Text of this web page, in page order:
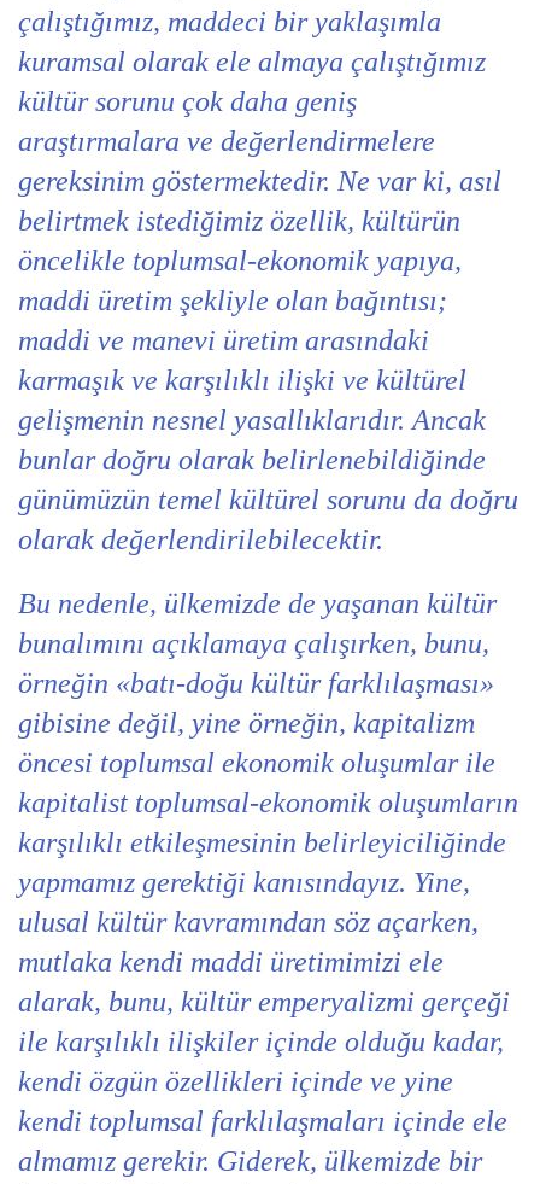
çalıştığımız, maddeci bir yaklaşımla
kuramsal olarak ele almaya çalıştığımız
kültür sorunu çok daha geniş
araştırmalara ve değerlendirmelere
gereksinim göstermektedir. Ne var ki, asıl
belirtmek istediğimiz özellik, kültürün
öncelikle toplumsal-ekonomik yapıya,
maddi üretim şekliyle olan bağıntısı;
maddi ve manevi üretim arasındaki
karmaşık ve karşılıklı ilişki ve kültürel
gelişmenin nesnel yasallıklarıdır. Ancak
bunlar doğru olarak belirlenebildiğinde
günümüzün temel kültürel sorunu da doğru
olarak değerlendirilebilecektir.
Bu nedenle, ülkemizde de yaşanan kültür
bunalımını açıklamaya çalışırken, bunu,
örneğin «batı-doğu kültür farklılaşması»
gibisine değil, yine örneğin, kapitalizm
öncesi toplumsal ekonomik oluşumlar ile
kapitalist toplumsal-ekonomik oluşumların
karşılıklı etkileşmesinin belirleyiciliğinde
yapmamız gerektiği kanısındayız. Yine,
ulusal kültür kavramından söz açarken,
mutlaka kendi maddi üretimimizi ele
alarak, bunu, kültür emperyalizmi gerçeği
ile karşılıklı ilişkiler içinde olduğu kadar,
kendi özgün özellikleri içinde ve yine
kendi toplumsal farklılaşmaları içinde ele
almamız gerekir. Giderek, ülkemizde bir